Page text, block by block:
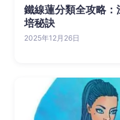
鐵線蓮分類全攻略
培秘訣
2025年12月26日